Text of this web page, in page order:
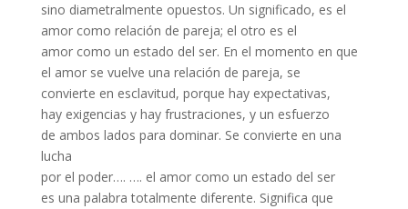
sino diametralmente opuestos. Un significado, es el
amor como relación de pareja; el otro es el
amor como un estado del ser. En el momento en que
el amor se vuelve una relación de pareja, se
convierte en esclavitud, porque hay expectativas,
hay exigencias y hay frustraciones, y un esfuerzo
de ambos lados para dominar. Se convierte en una
lucha
por el poder…. …. el amor como un estado del ser
es una palabra totalmente diferente. Significa que